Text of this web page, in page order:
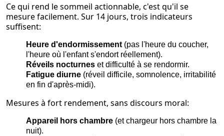
Ce qui rend le sommeil actionnable, c'est qu'il se
mesure facilement. Sur 14 jours, trois indicateurs
suffisent:
Heure d'endormissement (pas l'heure du coucher,
l'heure où l'enfant s'endort réellement).
Réveils nocturnes et difficulté à se rendormir.
Fatigue diurne (réveil difficile, somnolence, irritabilité
en fin d'après-midi).
Mesures à fort rendement, sans discours moral:
Appareil hors chambre (et chargeur hors chambre la
nuit).